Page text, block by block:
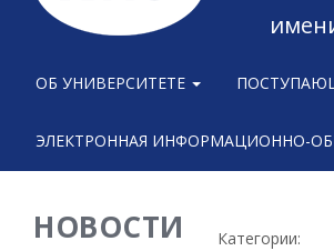
ОБ УНИВЕРСИТЕТЕ
ЭЛЕКТРОННАЯ ИНФОРМАЦИОННО-
НОВОСТИ Категории: